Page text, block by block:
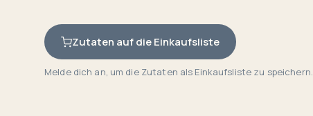
Zutaten auf die Einkaufsliste
Melde dich an, um die Zutaten als Einkaufsliste zu speichern.